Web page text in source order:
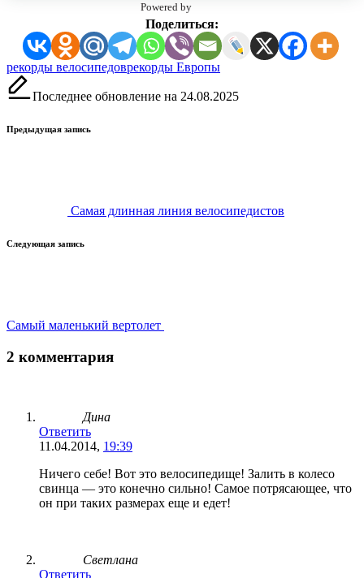
Powered by
Поделиться:
Метки:
рекорды велосипедоврекорды Европы
Последнее обновление на 24.08.2025
Навигация
Предыдущая запись
Самая длинная линия велосипедистов
Следующая запись
Самый маленький вертолет
2 комментария
Дина
Ответить
11.04.2014, 19:39
Ничего себе! Вот это велосипедище! Залить в колесо
свинца — это конечно сильно! Самое потрясающее, что
он при таких размерах еще и едет!
Светлана
Ответить